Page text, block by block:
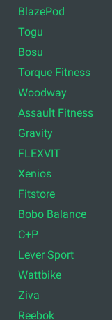
BlazePod
Togu
Bosu
Torque Fitness
Woodway
Assault Fitness
Gravity
FLEXVIT
Xenios
Fitstore
Bobo Balance
C+P
Lever Sport
Wattbike
Ziva
Reebok